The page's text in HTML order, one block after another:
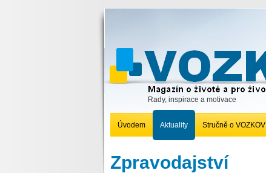
Rady, inspirace a motivace
Úvodem Aktuality Stručně o VOZKOVI
Zpravodajství